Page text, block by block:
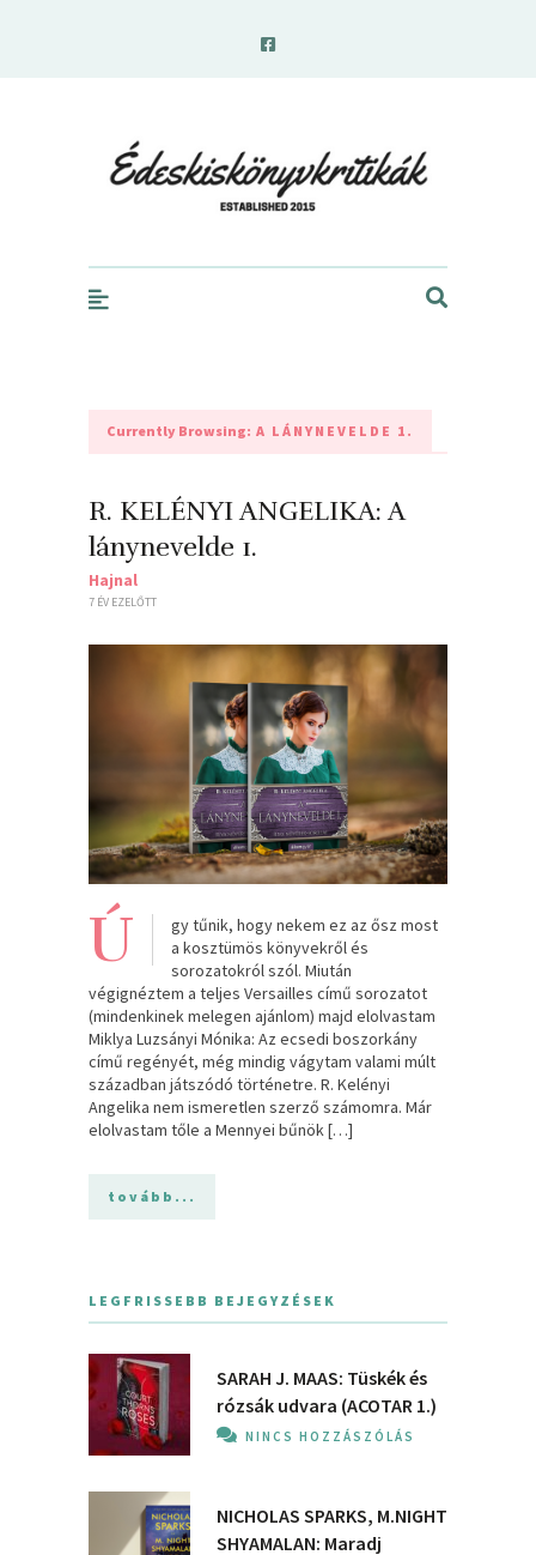
Currently Browsing: A LÁNYNEVELDE 1.
R. KELÉNYI ANGELIKA: A
lánynevelde 1.
Hajnal
7 ÉV EZELŐTT
Ú
gy tűnik, hogy nekem ez az ősz most
a kosztümös könyvekről és
sorozatokról szól. Miután
végignéztem a teljes Versailles című sorozatot
(mindenkinek melegen ajánlom) majd elolvastam
Miklya Luzsányi Mónika: Az ecsedi boszorkány
című regényét, még mindig vágytam valami múlt
században játszódó történetre. R. Kelényi
Angelika nem ismeretlen szerző számomra. Már
elolvastam tőle a Mennyei bűnök […]
tovább...
LEGFRISSEBB BEJEGYZÉSEK
SARAH J. MAAS: Tüskék és
rózsák udvara (ACOTAR 1.)
NINCS HOZZÁSZÓLÁS
NICHOLAS SPARKS, M.NIGHT
SHYAMALAN: Maradj